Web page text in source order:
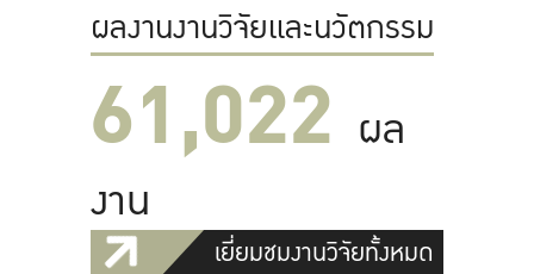
ผลงานงานวิจัยและนวัตกรรม
61,022 ผล
งาน
เยี่ยมชมงานวิจัยทั้งหมด